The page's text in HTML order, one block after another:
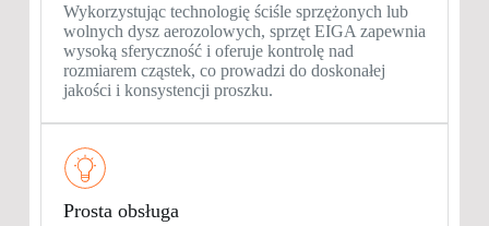
Wykorzystując technologię ściśle sprzężonych lub
wolnych dysz aerozolowych, sprzęt EIGA zapewnia
wysoką sferyczność i oferuje kontrolę nad
rozmiarem cząstek, co prowadzi do doskonałej
jakości i konsystencji proszku.
Prosta obsługa